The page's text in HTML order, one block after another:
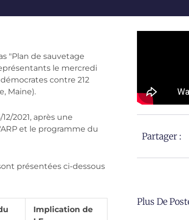
"Plan de sauvetage
le mercredi
contre 212
Maine).
2021, après une
et le programme du
présentées ci-dessous
Implication de
Partager :
Plus De